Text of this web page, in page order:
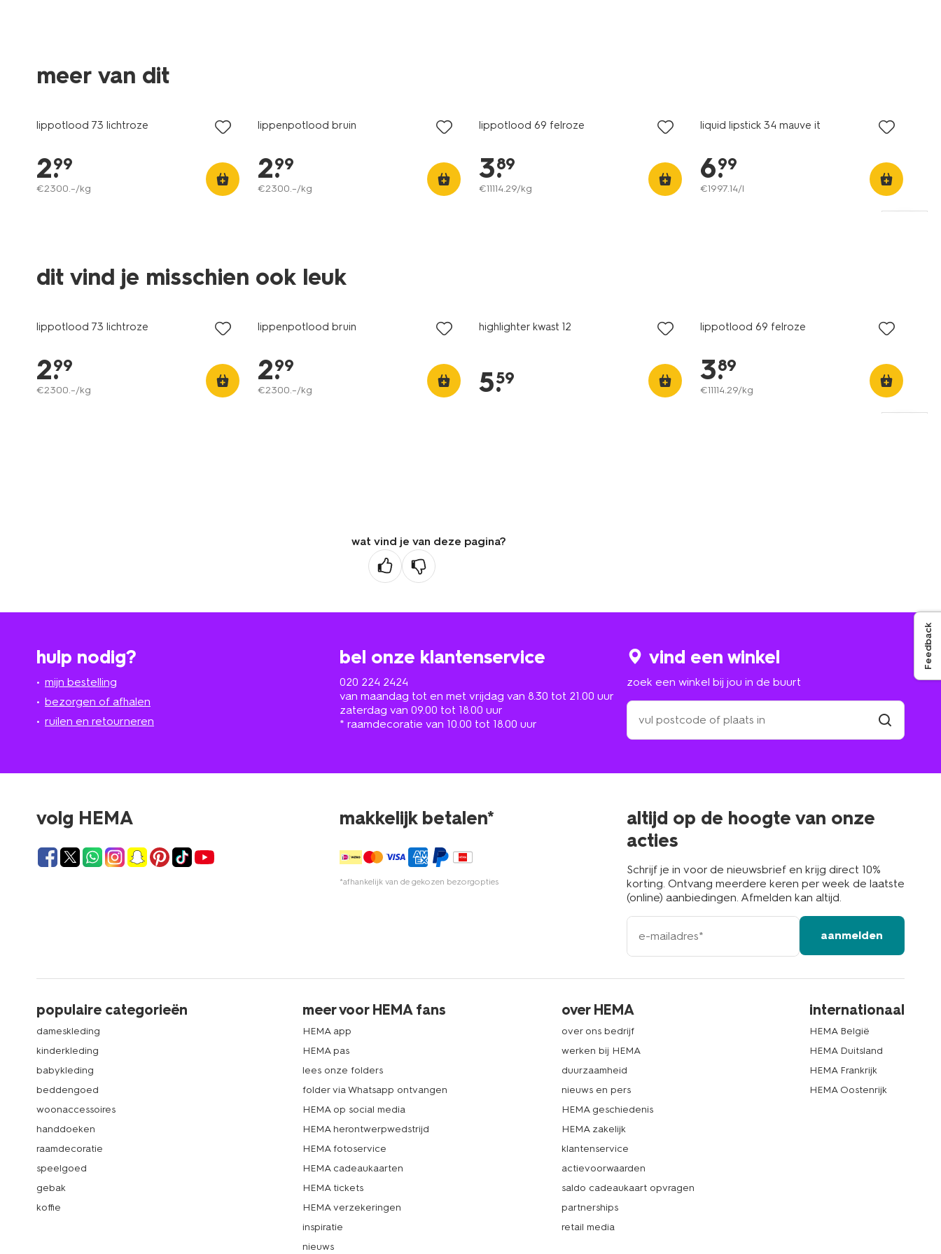
meer van dit
lippotlood 73 lichtroze
2.
99
€2300.–/kg
lippenpotlood bruin
2.
99
€2300.–/kg
lippotlood 69 felroze
3.
89
€11114.29/kg
liquid lipstick 34 mauve it
6.
99
€1997.14/l
dit vind je misschien ook leuk
lippotlood 73 lichtroze
2.
99
€2300.–/kg
lippenpotlood bruin
2.
99
€2300.–/kg
highlighter kwast 12
5.
59
lippotlood 69 felroze
3.
89
€11114.29/kg
wat vind je van deze pagina?
hulp nodig?
mijn bestelling
bezorgen of afhalen
ruilen en retourneren
bel onze klantenservice
020 224 2424
van maandag tot en met vrijdag van 8.30 tot 21.00 uur
zaterdag van 09.00 tot 18.00 uur
* raamdecoratie van 10.00 tot 18.00 uur
vind een winkel
zoek een winkel bij jou in de buurt
zoek
een
winkel
in
volg HEMA makkelijk betalen*
*afhankelijk van de gekozen bezorgopties
altijd op de hoogte van onze
acties
Schrijf je in voor de nieuwsbrief en krijg direct 10%
korting. Ontvang meerdere keren per week de laatste
(online) aanbiedingen. Afmelden kan altijd.
e-
mailadres
aanmelden
populaire categorieën
dameskleding
kinderkleding
babykleding
beddengoed
woonaccessoires
handdoeken
raamdecoratie
speelgoed
gebak
koffie
meer voor HEMA fans
HEMA app
HEMA pas
lees onze folders
folder via Whatsapp ontvangen
HEMA op social media
HEMA herontwerpwedstrijd
HEMA fotoservice
HEMA cadeaukaarten
HEMA tickets
HEMA verzekeringen
inspiratie
nieuws
over HEMA
over ons bedrijf
werken bij HEMA
duurzaamheid
nieuws en pers
HEMA geschiedenis
HEMA zakelijk
klantenservice
actievoorwaarden
saldo cadeaukaart opvragen
partnerships
retail media
internationaal
HEMA België
HEMA Duitsland
HEMA Frankrijk
HEMA Oostenrijk
Feedback